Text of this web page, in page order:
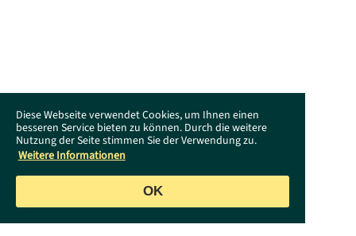
Diese Webseite verwendet Cookies, um Ihnen einen
besseren Service bieten zu können. Durch die weitere
Nutzung der Seite stimmen Sie der Verwendung zu.
Weitere Informationen
OK